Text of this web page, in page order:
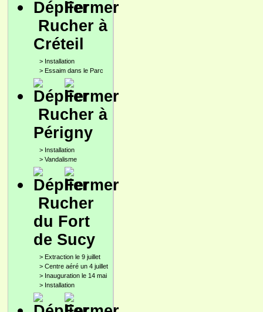
Rucher à
Créteil
> Installation
> Essaim dans le Parc
Rucher à
Périgny
> Installation
> Vandalisme
Rucher
du Fort
de Sucy
> Extraction le 9 juillet
> Centre aéré un 4 juillet
> Inauguration le 14 mai
> Installation